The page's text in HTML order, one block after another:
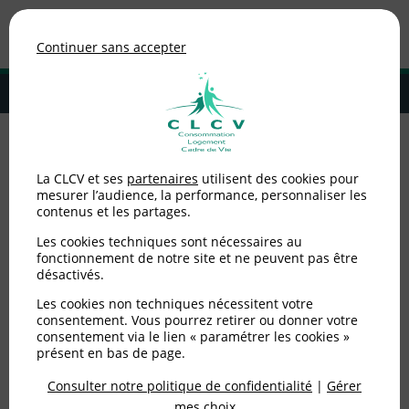
MENU
Adhérer à la CLCV
Fin des tarifs
réglementés du gaz.
Publié le31/07/2014(mis à jour le24/07/2015)
Logement
Continuer sans accepter
La CLCV et ses partenaires utilisent des cookies pour
mesurer l’audience, la performance, personnaliser les
contenus et les partages.
Les cookies techniques sont nécessaires au
fonctionnement de notre site et ne peuvent pas être
désactivés.
Les cookies non techniques nécessitent votre
consentement. Vous pourrez retirer ou donner votre
consentement via le lien « paramétrer les cookies »
présent en bas de page.
Consulter notre politique de confidentialité | Gérer